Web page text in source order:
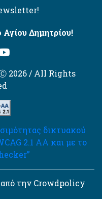
Δημητρίου!
2026 / All Rights
δικτυακού
2.1 AA και με το
από την Crowdpolicy